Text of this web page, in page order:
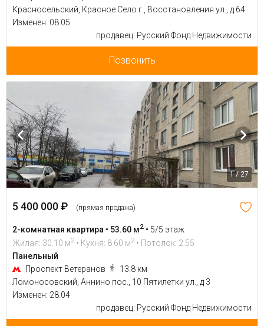
Красносельский, Красное Село г., Восстановления ул., д 64
Изменен: 08.05
продавец: Русский Фонд Недвижимости
Позвонить
1 / 27
5 400 000 ₽ (прямая продажа)
2-комнатная квартира • 53.60 м2 • 5/5 этаж
Жилая: 30.10 м2 • Кухня: 8.60 м2 • Потолок: 2.55
Панельный
Проспект Ветеранов
13.8 км
Ломоносовский, Аннино пос., 10 Пятилетки ул., д 3
Изменен: 28.04
продавец: Русский Фонд Недвижимости